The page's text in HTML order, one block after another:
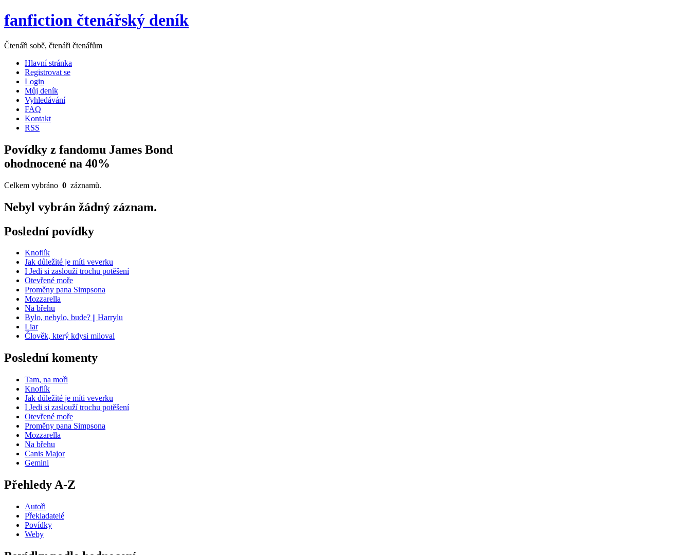
fanfiction čtenářský deník
Čtenáři sobě, čtenáři čtenářům
Hlavní stránka
Registrovat se
Login
Můj deník
Vyhledávání
FAQ
Kontakt
RSS
Povídky z fandomu James Bond
ohodnocené na 40%
Celkem vybráno 0 záznamů.
Nebyl vybrán žádný záznam.
Poslední povídky
Knoflík
Jak důležité je míti veverku
I Jedi si zaslouží trochu potěšení
Otevřené moře
Proměny pana Simpsona
Mozzarella
Na břehu
Bylo, nebylo, bude? || Harrylu
Liar
Člověk, který kdysi miloval
Poslední komenty
Tam, na moři
Knoflík
Jak důležité je míti veverku
I Jedi si zaslouží trochu potěšení
Otevřené moře
Proměny pana Simpsona
Mozzarella
Na břehu
Canis Major
Gemini
Přehledy A-Z
Autoři
Překladatelé
Povídky
Weby